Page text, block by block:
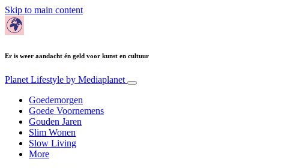
Skip to main content
Er is weer aandacht én geld voor kunst en cultuur
Planet Lifestyle by Mediaplanet
Goedemorgen
Goede Voornemens
Gouden Jaren
Slim Wonen
Slow Living
More